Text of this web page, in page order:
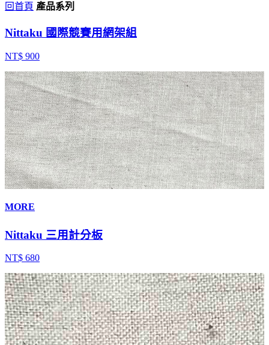
回首頁 產品系列
Nittaku 國際競賽用網架組
NT$ 900
MORE
Nittaku 三用計分板
NT$ 680